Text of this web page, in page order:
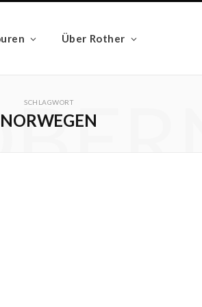
Über Rother
SCHLAGWORT
NORWEGEN